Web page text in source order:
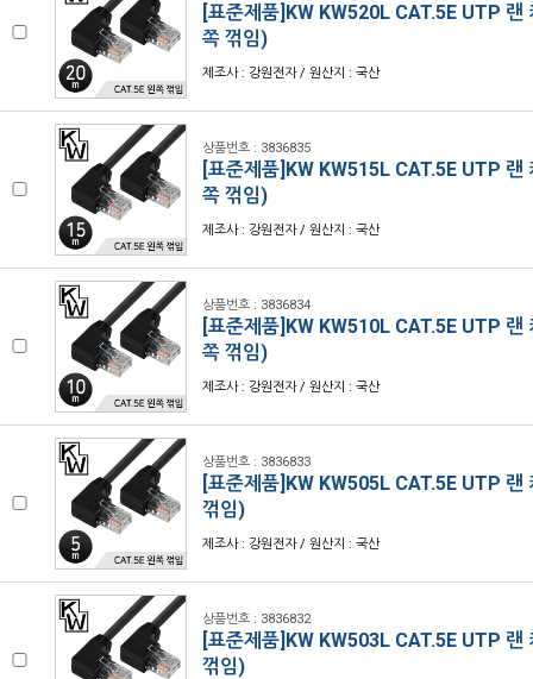
[표준제품]KW KW520L CAT.5E UTP 랜
쪽 꺾임)
제조사 : 강원전자 / 원산지 : 국산
상품번호 : 3836835
[표준제품]KW KW515L CAT.5E UTP 랜
쪽 꺾임)
제조사 : 강원전자 / 원산지 : 국산
상품번호 : 3836834
[표준제품]KW KW510L CAT.5E UTP 랜
쪽 꺾임)
제조사 : 강원전자 / 원산지 : 국산
상품번호 : 3836833
[표준제품]KW KW505L CAT.5E UTP 랜
꺾임)
제조사 : 강원전자 / 원산지 : 국산
상품번호 : 3836832
[표준제품]KW KW503L CAT.5E UTP 랜
꺾임)